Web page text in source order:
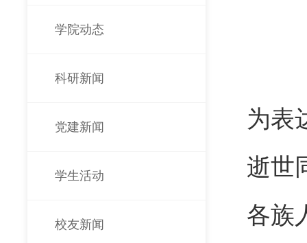
学院动态
科研新闻
党建新闻
学生活动
校友新闻
为表
逝世
各族